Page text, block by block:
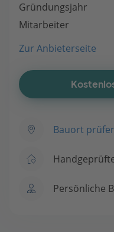
Gründungsjahr
Mitarbeiter
Zur Anbieterseite
Bauort
Persönliche